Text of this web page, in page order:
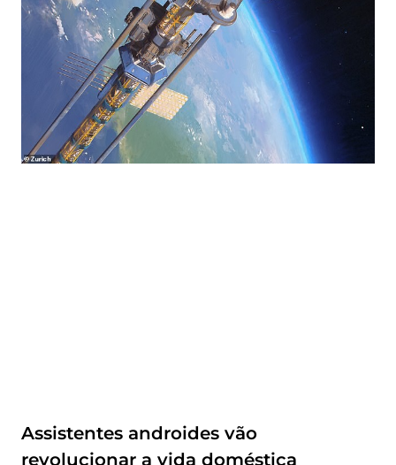
Assistentes androides vão
revolucionar a vida doméstica